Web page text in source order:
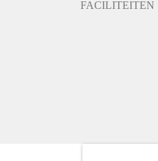
FACILITEITEN